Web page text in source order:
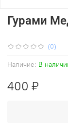
(0)
Наличие: В
Гурами
400 ₽